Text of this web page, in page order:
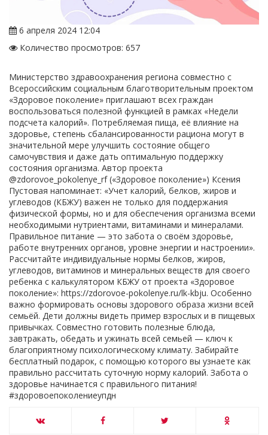
6 апреля 2024 12:04
Количество просмотров: 657
Министерство здравоохранения региона совместно с
Всероссийским социальным благотворительным проектом
«Здоровое поколение» приглашают всех граждан
воспользоваться полезной функцией в рамках «Недели
подсчета калорий». Потребляемая пища, её влияние на
здоровье, степень сбалансированности рациона могут в
значительной мере улучшить состояние общего
самочувствия и даже дать оптимальную поддержку
состояния организма. Автор проекта
@zdorovoe_pokolenye_rf («Здоровое поколение») Ксения
Пустовая напоминает: «Учет калорий, белков, жиров и
углеводов (КБЖУ) важен не только для поддержания
физической формы, но и для обеспечения организма всеми
необходимыми нутриентами, витаминами и минералами.
Правильное питание — это забота о своём здоровье,
работе внутренних органов, уровне энергии и настроении».
Рассчитайте индивидуальные нормы белков, жиров,
углеводов, витаминов и минеральных веществ для своего
ребенка с калькулятором КБЖУ от проекта «Здоровое
поколение»: https://zdorovoe-pokolenye.ru/lk-kbju. Особенно
важно формировать основы здорового образа жизни всей
семьёй. Дети должны видеть пример взрослых и в пищевых
привычках. Совместно готовить полезные блюда,
завтракать, обедать и ужинать всей семьей — ключ к
благоприятному психологическому климату. Забирайте
бесплатный подарок, с помощью которого вы узнаете как
правильно рассчитать суточную норму калорий. Забота о
здоровье начинается с правильного питания!
#здоровоепоколениеупдн